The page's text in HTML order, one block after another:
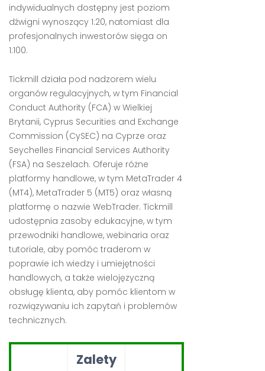
indywidualnych dostępny jest poziom
dźwigni wynoszący 1:20, natomiast dla
profesjonalnych inwestorów sięga on
1:100.
Tickmill działa pod nadzorem wielu
organów regulacyjnych, w tym Financial
Conduct Authority (FCA) w Wielkiej
Brytanii, Cyprus Securities and Exchange
Commission (CySEC) na Cyprze oraz
Seychelles Financial Services Authority
(FSA) na Seszelach. Oferuje różne
platformy handlowe, w tym MetaTrader 4
(MT4), MetaTrader 5 (MT5) oraz własną
platformę o nazwie WebTrader. Tickmill
udostępnia zasoby edukacyjne, w tym
przewodniki handlowe, webinaria oraz
tutoriale, aby pomóc traderom w
poprawie ich wiedzy i umiejętności
handlowych, a także wielojęzyczną
obsługę klienta, aby pomóc klientom w
rozwiązywaniu ich zapytań i problemów
technicznych.
Zalety